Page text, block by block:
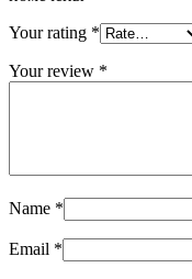
Your rating *
Your review *
Name *
Email *